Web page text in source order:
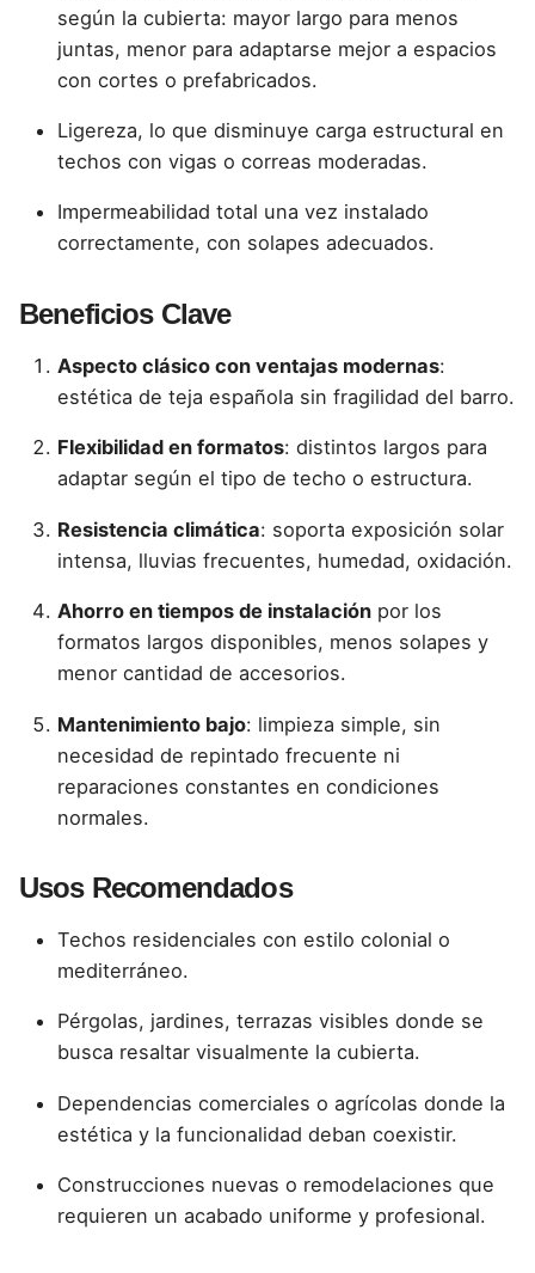
según la cubierta: mayor largo para menos
juntas, menor para adaptarse mejor a espacios
con cortes o prefabricados.
Ligereza, lo que disminuye carga estructural en
techos con vigas o correas moderadas.
Impermeabilidad total una vez instalado
correctamente, con solapes adecuados.
Beneficios Clave
Aspecto clásico con ventajas modernas:
estética de teja española sin fragilidad del barro.
Flexibilidad en formatos: distintos largos para
adaptar según el tipo de techo o estructura.
Resistencia climática: soporta exposición solar
intensa, lluvias frecuentes, humedad, oxidación.
Ahorro en tiempos de instalación por los
formatos largos disponibles, menos solapes y
menor cantidad de accesorios.
Mantenimiento bajo: limpieza simple, sin
necesidad de repintado frecuente ni
reparaciones constantes en condiciones
normales.
Usos Recomendados
Techos residenciales con estilo colonial o
mediterráneo.
Pérgolas, jardines, terrazas visibles donde se
busca resaltar visualmente la cubierta.
Dependencias comerciales o agrícolas donde la
estética y la funcionalidad deban coexistir.
Construcciones nuevas o remodelaciones que
requieren un acabado uniforme y profesional.